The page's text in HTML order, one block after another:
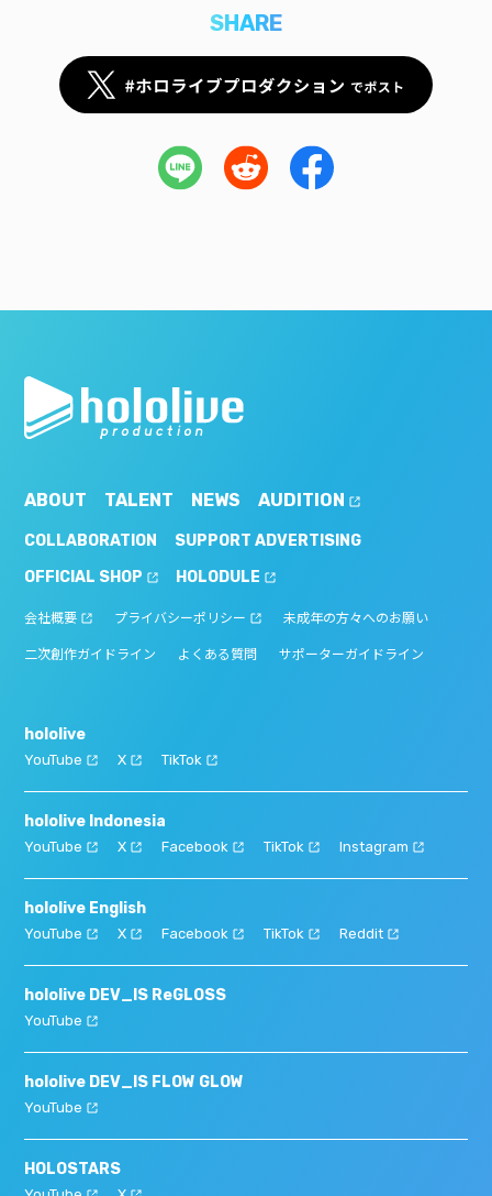
SHARE
ABOUT TALENT NEWS AUDITION
COLLABORATION
SUPPORT ADVERTISING
OFFICIAL SHOP
HOLODULE
会社概要 プライバシーポリシー 未成年の方々へのお願い
二次創作ガイドライン よくある質問 サポーターガイドライン
hololive
YouTube X TikTok
hololive Indonesia
YouTube X Facebook TikTok Instagram
hololive English
YouTube X Facebook TikTok Reddit
hololive DEV_IS ReGLOSS
YouTube
hololive DEV_IS FLOW GLOW
YouTube
HOLOSTARS